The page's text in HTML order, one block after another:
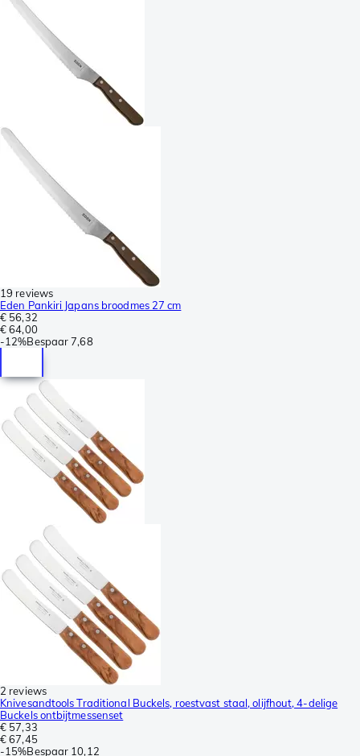
19 reviews
Eden Pankiri Japans broodmes 27 cm
€ 56,32
€ 64,00
-12%Bespaar 7,68
2 reviews
Knivesandtools Traditional Buckels, roestvast staal, olijfhout, 4-delige
Buckels ontbijtmessenset
€ 57,33
€ 67,45
-15%Bespaar 10,12